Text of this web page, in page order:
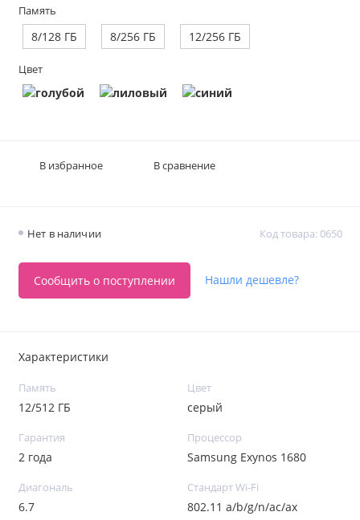
Память
8/128 ГБ 8/256 ГБ 12/256 ГБ
Цвет
Нет в наличии Код товара: 0650
Сообщить о поступлении Нашли дешевле?
В избранное В сравнение
Характеристики
Память
12/512 ГБ
Цвет
серый
Гарантия
2 года
Процессор
Samsung Exynos 1680
Диагональ
6.7
Стандарт Wi-Fi
802.11 a/b/g/n/ac/ax